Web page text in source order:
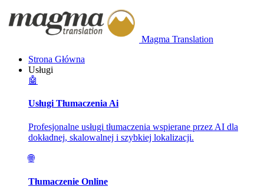
Magma Translation
Strona Główna
Usługi
🤖
Usługi Tłumaczenia Ai
Profesjonalne usługi tłumaczenia wspierane przez AI dla
dokładnej, skalowalnej i szybkiej lokalizacji.
🌐
Tłumaczenie Online